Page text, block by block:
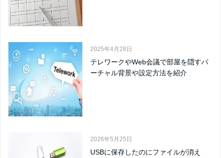
2025年4月28日
テレワークやWeb会議で部屋を隠すバ
ーチャル背景や設定方法を紹介
2026年5月25日
USBに保存したのにファイルが消え